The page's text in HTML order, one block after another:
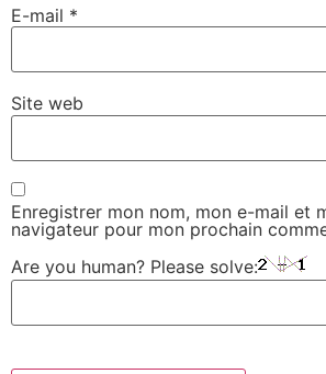
E-mail *
Site web
Enregistrer mon nom, mon e-mail et
navigateur pour mon prochain
Are you human? Please solve: